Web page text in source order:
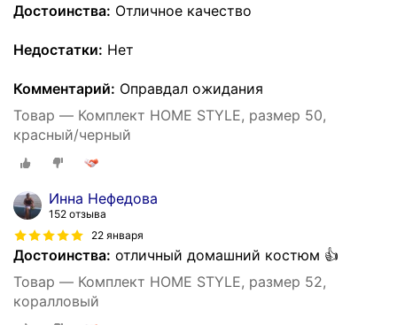
Достоинства: Отличное качество
Недостатки: Нет
Комментарий: Оправдал ожидания
Товар — Комплект HOME STYLE, размер 50,
красный/черный
Инна Нефедова
152 отзыва
22 января
Достоинства: отличный домашний костюм 👍
Товар — Комплект HOME STYLE, размер 52,
коралловый